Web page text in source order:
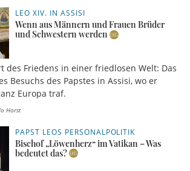
LEO XIV. IN ASSISI
Wenn aus Männern und Frauen Brüder
und Schwestern werden
des Friedens in einer friedlosen Welt: Das
Besuchs des Papstes in Assisi, wo er
Europa traf.
Horst
PAPST LEOS PERSONALPOLITIK
Bischof „Löwenherz“ im Vatikan – Was
bedeutet das?